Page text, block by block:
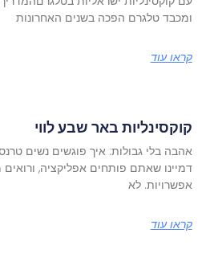
ומכבד טלגרם הפכה בשנים האחרונות
קראו עוד
קוקסינליות באר שבע לווי
אהבה בלי גבולות: איך פוגשים נשים
דמיינו שאתם פותחים אפליקציה,
אפשרויות. לא
קראו עוד